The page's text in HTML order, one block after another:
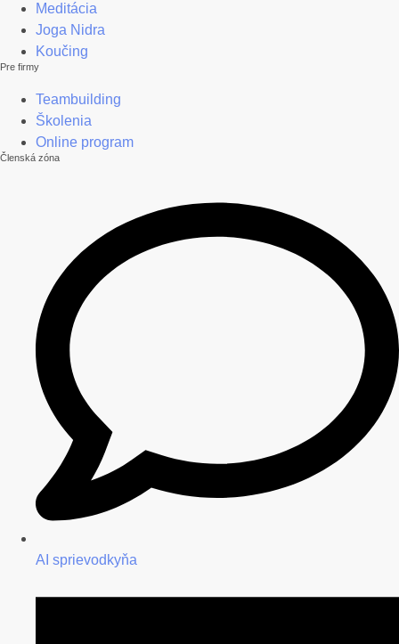
Meditácia
Joga Nidra
Koučing
Pre firmy
Teambuilding
Školenia
Online program
Členská zóna
AI sprievodkyňa